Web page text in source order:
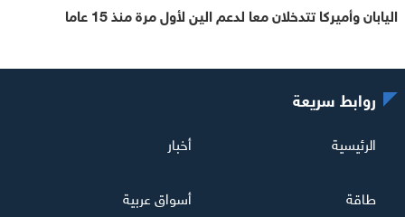
اليابان وأميركا تتدخلان معا لدعم الين لأول مرة منذ 15 عاما
روابط سريعة
الرئيسية أخبار
طاقة أسواق عربية